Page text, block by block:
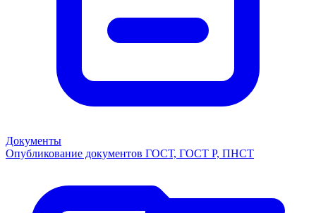
Документы
Опубликование документов ГОСТ, ГОСТ Р, ПНСТ